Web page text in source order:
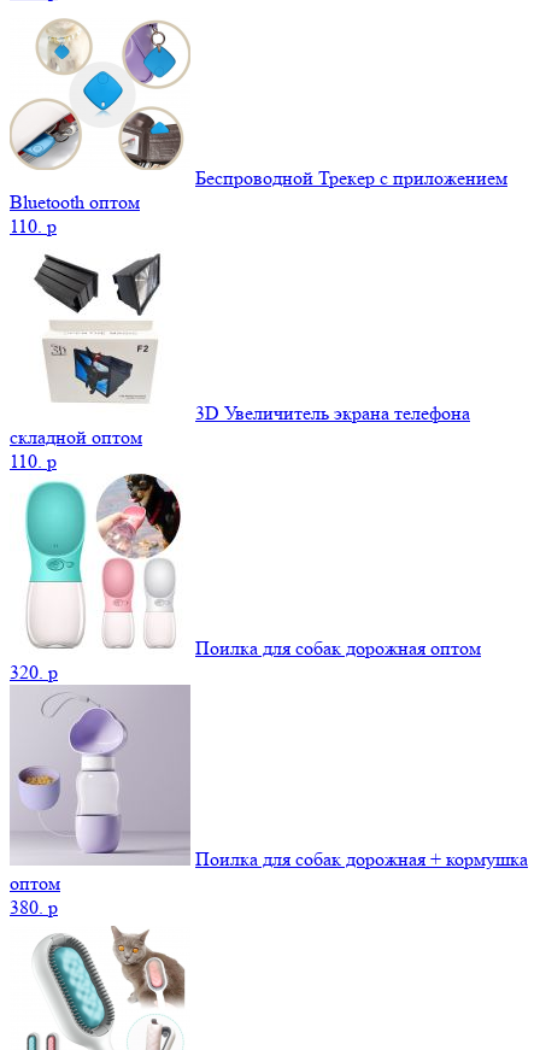
Беспроводной Трекер с приложением
Bluetooth оптом
110. p
3D Увеличитель экрана телефона
складной оптом
110. p
Поилка для собак дорожная оптом
320. p
Поилка для собак дорожная + кормушка
оптом
380. p